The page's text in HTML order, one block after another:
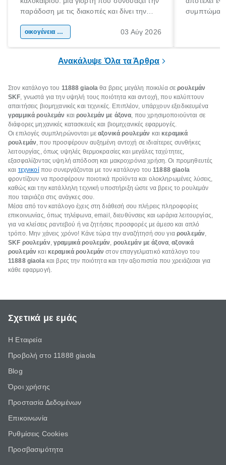
παράδοση με τις διακοπές και δίνει την
χώρας. Είτε πρόκειται για λίγες μέρες
οικογένεια & παιδί 03 Αύγ 2026
Ανακάλυψε Όλα τα Άρθρα
Στον κατάλογο του 11888 giaola θα βρεις μεγάλη ποικιλία σερουλεμάν
SKF, γνωστά για την υψηλή τους ποιότητα και αντοχή, που καλύπτουν
απαιτήσεις βιομηχανικές και τεχνικές. Επιπλέον, υπάρχουν εξειδικευμένα
γραμμικά ρουλεμάν καιρουλεμάν με άξονα, που χρησιμοποιούνται σε
διάφορες μηχανικές κατασκευές και βιομηχανικές εφαρμογές.
Οι επιλογές συμπληρώνονται μεαξονικά ρουλεμάν και κεραμικά
ρουλεμάν, που προσφέρουν αυξημένη αντοχή σε ιδιαίτερες συνθήκες
λειτουργίας, όπως υψηλές θερμοκρασίες και μεγάλες ταχύτητες,
εξασφαλίζοντας υψηλή απόδοση και μακροχρόνια χρήση. Οι προμηθευτές
και τεχνικοίπου συνεργάζονται με τον κατάλογο του11888 giaola
φροντίζουν να προσφέρουν ποιοτικά προϊόντα και ολοκληρωμένες λύσεις,
καθώς και την κατάλληλη τεχνική υποστήριξη ώστε να βρεις το ρουλεμάν
που ταιριάζει στις ανάγκες σου.
Μέσα από τον κατάλογο έχεις στη διάθεσή σου πλήρεις πληροφορίες
επικοινωνίας, όπως τηλέφωνα, email, διευθύνσεις και ωράρια λειτουργίας,
για να κλείσεις ραντεβού ή να ζητήσεις προσφορές με άμεσο και απλό
τρόπο. Μην χάνεις χρόνο! Κάνε τώρα την αναζήτησή σου για ρουλεμάν,
SKF ρουλεμάν, γραμμικά ρουλεμάν, ρουλεμάν με άξονα,αξονικά
ρουλεμάν και κεραμικά ρουλεμάν στον επαγγελματικό κατάλογο του
11888 giaolaκαι βρες την ποιότητα και την αξιοπιστία που χρειάζεσαι για
κάθε εφαρμογή.
Σχετικά με εμάς
Η Εταιρεία
Προβολή στο 11888 giaola
Blog
Όροι χρήσης
Προστασία Δεδομένων
Επικοινωνία
Ρυθμίσεις Cookies
Προσβασιμότητα